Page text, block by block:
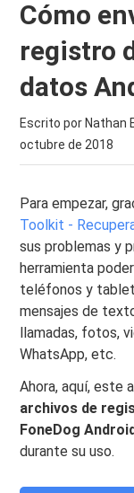
Cómo
registro
datos
Escrito por Nathan
octubre de 2018
Para empezar,
Toolkit -
sus problemas y
herramienta
teléfonos y
mensajes de
llamadas, fotos,
WhatsApp, etc.
Ahora, aquí, este
archivos de
FoneDog
durante su uso.